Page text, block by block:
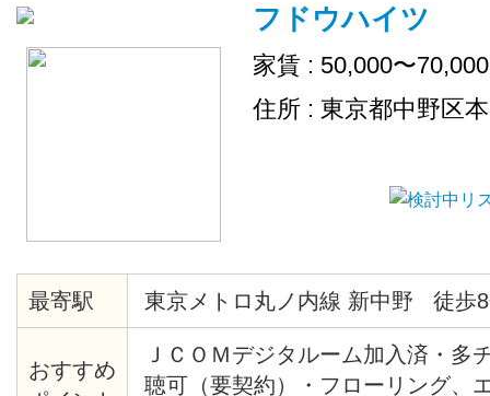
フドウハイツ
家賃 : 50,000〜
住所 : 東京都中野区
最寄駅 東京メトロ丸ノ内線 新中野 徒歩
おすすめ
ＪＣＯＭデジタルーム加入済・多
聴可（要契約）・フローリング、